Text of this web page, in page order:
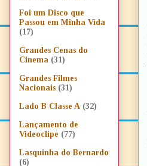
Foi um Disco que
Passou em Minha Vida
(17)
Grandes Cenas do
Cinema (31)
Grandes Filmes
Nacionais (31)
Lado B Classe A (32)
Lançamento de
Videoclipe (77)
Lasquinha do Bernardo
(6)